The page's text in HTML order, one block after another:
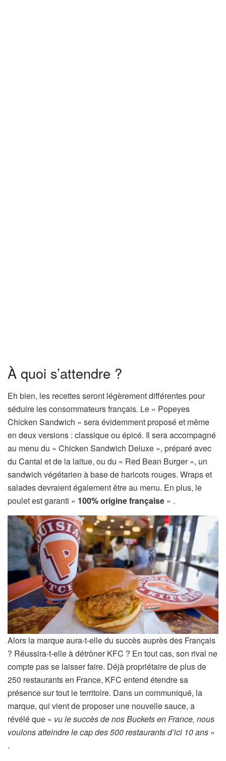
À quoi s’attendre ?
Eh bien, les recettes seront légèrement différentes pour
séduire les consommateurs français. Le « Popeyes
Chicken Sandwich » sera évidemment proposé et même
en deux versions : classique ou épicé. Il sera accompagné
au menu du « Chicken Sandwich Deluxe », préparé avec
du Cantal et de la laitue, ou du « Red Bean Burger », un
sandwich végétarien à base de haricots rouges. Wraps et
salades devraient également être au menu. En plus, le
poulet est garanti » 100% origine française » .
Alors la marque aura-t-elle du succès auprès des Français
? Réussira-t-elle à détrôner KFC ? En tout cas, son rival ne
compte pas se laisser faire. Déjà propriétaire de plus de
250 restaurants en France, KFC entend étendre sa
présence sur tout le territoire. Dans un communiqué, la
marque, qui vient de proposer une nouvelle sauce, a
révélé que « vu le succès de nos Buckets en France, nous
voulons atteindre le cap des 500 restaurants d’ici 10 ans »
.